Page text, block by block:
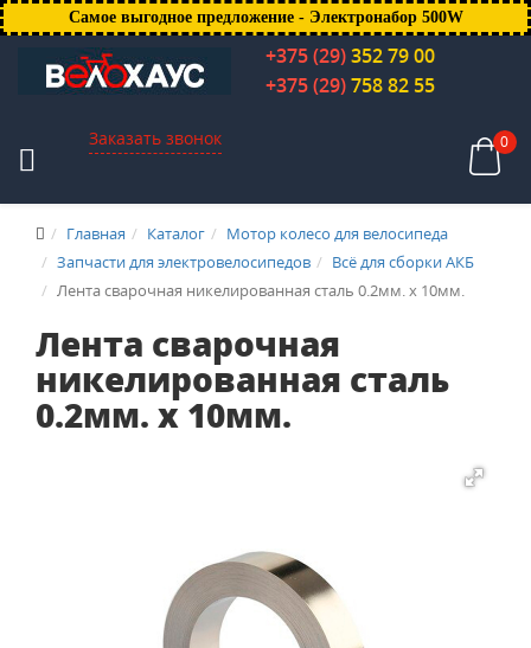
Самое выгодное предложение - Электронабор 500W
+375 (29)352 79 00
+375 (29)758 82 55
Заказать звонок 0
Главная Каталог
Мотор колесо для велосипеда
Запчасти для электровелосипедов
Всё для сборки АКБ
Лента сварочная никелированная сталь 0.2мм. х 10мм.
Лента сварочная
никелированная сталь
0.2мм. х 10мм.